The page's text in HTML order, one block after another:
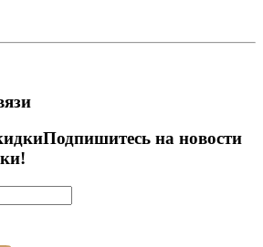
Подпишитесь на новости